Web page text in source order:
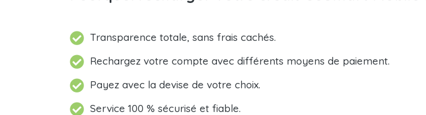
Transparence totale, sans frais cachés.
Rechargez votre compte avec différents moyens de paiement.
Payez avec la devise de votre choix.
Service 100 % sécurisé et fiable.